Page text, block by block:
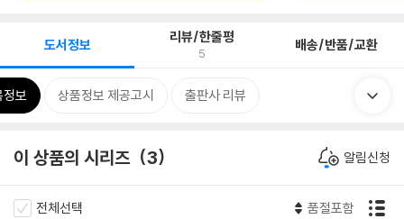
도서정보 리뷰/한줄평
5 배송/반품/교환
정보 상품정보 제공고시 출판사 리뷰
이 상품의 시리즈 3 알림신청
전체선택 품절포함